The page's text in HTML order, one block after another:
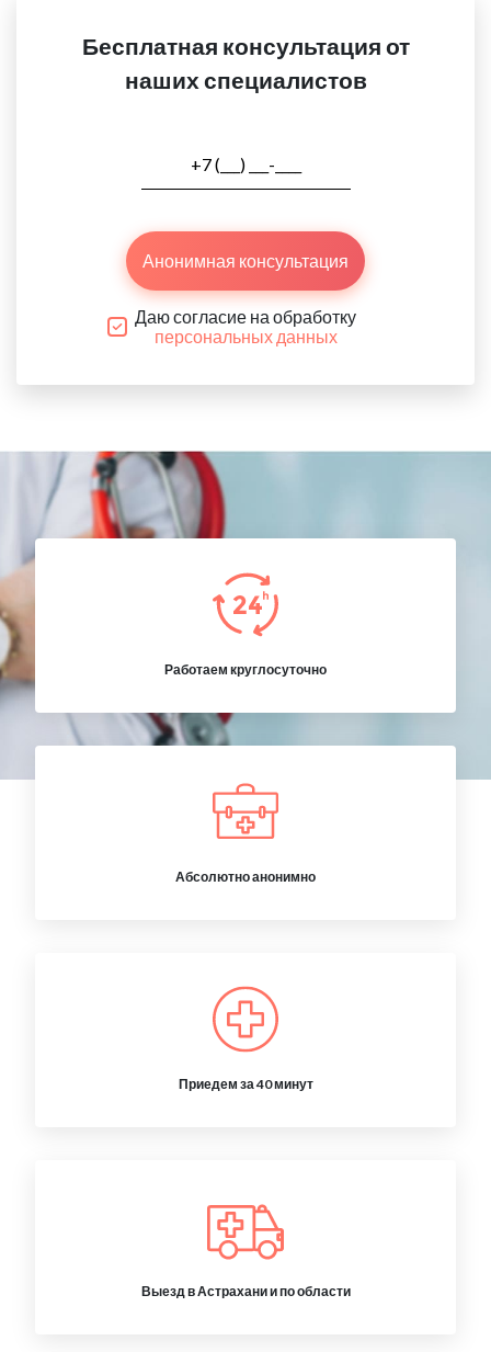
Бесплатная консультация от
наших специалистов
Анонимная консультация
Даю согласие на обработку
персональных данных
Работаем круглосуточно
Абсолютно анонимно
Приедем за 40 минут
Выезд в Астрахани и по области